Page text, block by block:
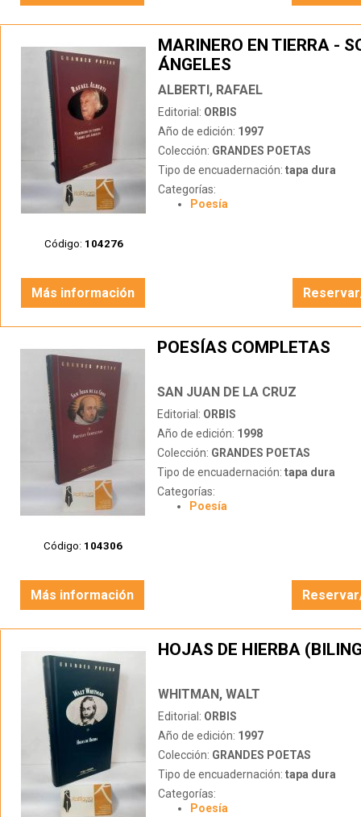
Código: 104276
MARINERO EN TIERRA -
ÁNGELES
ALBERTI, RAFAEL
Editorial: ORBIS
Año de edición: 1997
Colección: GRANDES POETAS
Tipo de encuadernación: tapa dura
Categorías:
Poesía
Más información
Código: 104306
POESÍAS COMPLETAS
SAN JUAN DE LA CRUZ
Editorial: ORBIS
Año de edición: 1998
Colección: GRANDES POETAS
Tipo de encuadernación: tapa dura
Categorías:
Poesía
Más información
HOJAS DE HIERBA
WHITMAN, WALT
Editorial: ORBIS
Año de edición: 1997
Colección: GRANDES POETAS
Tipo de encuadernación: tapa dura
Categorías:
Poesía